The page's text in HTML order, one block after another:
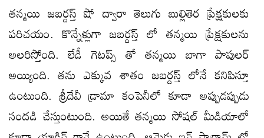
తన్మయి జబర్దస్త్ షో ద్వారా తెలుగు బుల్లితెర ప్రేక్షకులకు
పరిచయం. కొన్నేళ్లుగా జబర్దస్త్ లో తన్మయి ప్రేక్షకులను
అలరిస్తోంది. లేడీ గెటప్స్ తో తన్మయి బాగా పాపులర్
అయ్యింది. తను ఎక్కువ శాతం జబర్దస్త్ లోనే కనిపిస్తూ
ఉంటుంది. శ్రీదేవీ డ్రామా కంపెనీలో కూడా అప్పుడప్పుడు
సందడి చేస్తుంటుంది. అయితే తన్మయి సోషల్ మీడియాలో